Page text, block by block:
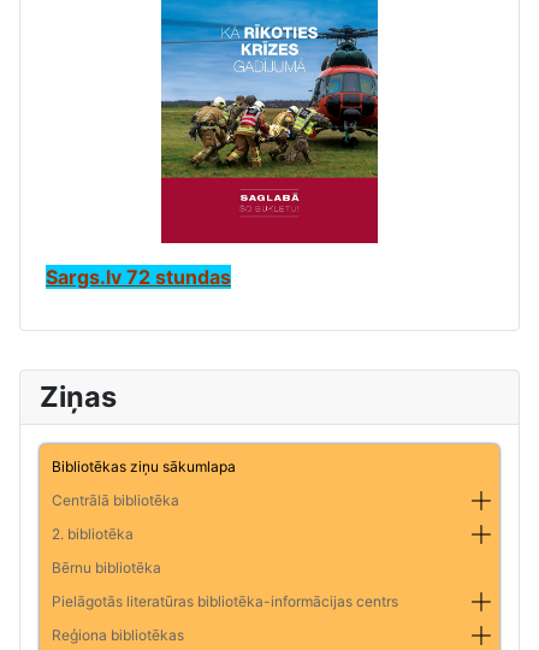
Ziņas
Bibliotēkas ziņu sākumlapa
Centrālā bibliotēka
2. bibliotēka
Bērnu bibliotēka
Pielāgotās literatūras bibliotēka-informācijas centrs
Reģiona bibliotēkas
Sargs.lv 72 stundas